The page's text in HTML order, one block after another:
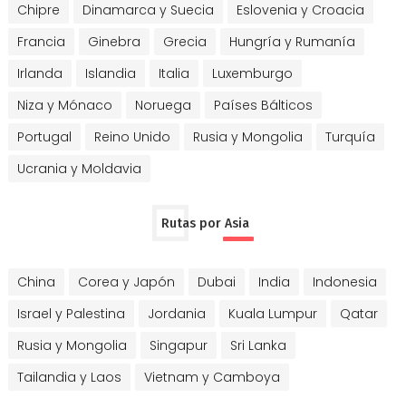
Chipre
Dinamarca y Suecia
Eslovenia y Croacia
Francia
Ginebra Grecia
Hungría y Rumanía
Irlanda
Islandia Italia
Luxemburgo
Niza y Mónaco
Noruega
Países Bálticos
Portugal
Reino Unido Rusia y Mongolia
Turquía
Ucrania y Moldavia
Rutas por Asia
China Corea y Japón Dubai India
Indonesia
Israel y Palestina
Jordania Kuala Lumpur
Qatar
Rusia y Mongolia
Singapur
Sri Lanka
Tailandia y Laos
Vietnam y Camboya